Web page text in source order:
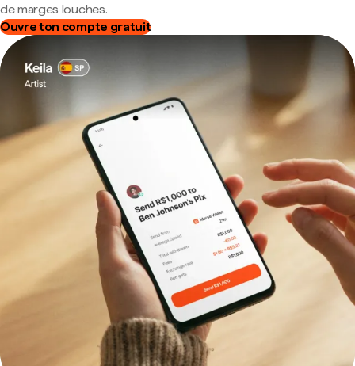
de marges louches.
Ouvre ton compte gratuit